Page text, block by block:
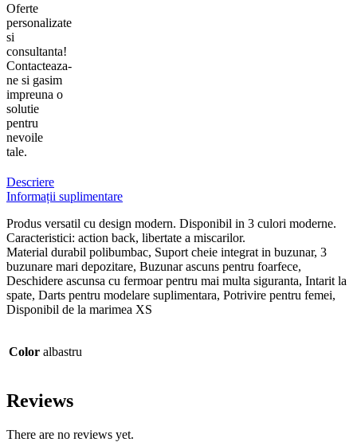
Oferte
personalizate
si
consultanta!
Contacteaza-
ne si gasim
impreuna o
solutie
pentru
nevoile
tale.
Descriere
Informații suplimentare
Produs versatil cu design modern. Disponibil in 3 culori moderne.
Caracteristici: action back, libertate a miscarilor.
Material durabil polibumbac, Suport cheie integrat in buzunar, 3
buzunare mari depozitare, Buzunar ascuns pentru foarfece,
Deschidere ascunsa cu fermoar pentru mai multa siguranta, Intarit la
spate, Darts pentru modelare suplimentara, Potrivire pentru femei,
Disponibil de la marimea XS
Color albastru
Reviews
There are no reviews yet.